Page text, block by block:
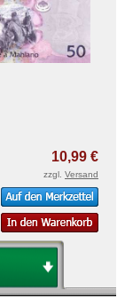
10,99 €
zzgl. Versand